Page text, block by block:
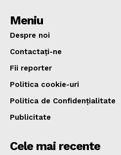
Meniu
Despre noi
Contactați-ne
Fii reporter
Politica cookie-uri
Politica de Confidențialitate
Publicitate
Cele mai recente